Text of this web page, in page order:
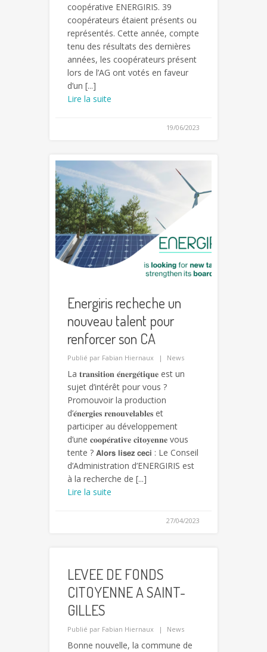
coopérative ENERGIRIS. 39
coopérateurs étaient présents ou
représentés. Cette année, compte
tenu des résultats des dernières
années, les coopérateurs présent
lors de l’AG ont votés en faveur
d’un [...]
Lire la suite
19/06/2023
Energiris recheche un
nouveau talent pour
renforcer son CA
Publié par Fabian Hiernaux News
La 𝐭𝐫𝐚𝐧𝐬𝐢𝐭𝐢𝐨𝐧 𝐞́𝐧𝐞𝐫𝐠𝐞́𝐭𝐢𝐪𝐮𝐞 est un
sujet d’intérêt pour vous ?
Promouvoir la production
d’𝐞́𝐧𝐞𝐫𝐠𝐢𝐞𝐬 𝐫𝐞𝐧𝐨𝐮𝐯𝐞𝐥𝐚𝐛𝐥𝐞𝐬 et
participer au développement
d’une 𝐜𝐨𝐨𝐩𝐞́𝐫𝐚𝐭𝐢𝐯𝐞 𝐜𝐢𝐭𝐨𝐲𝐞𝐧𝐧𝐞 vous
tente ? 𝗔𝗹𝗼𝗿𝘀 𝗹𝗶𝘀𝗲𝘇 𝗰𝗲𝗰𝗶 : Le Conseil
d’Administration d’ENERGIRIS est
à la recherche de [...]
Lire la suite
27/04/2023
LEVEE DE FONDS
CITOYENNE A SAINT-
GILLES
Publié par Fabian Hiernaux News
Bonne nouvelle, la commune de